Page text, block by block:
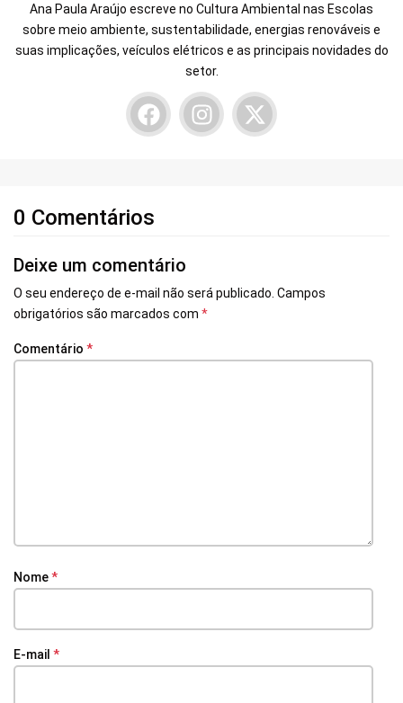
Ana Paula Araújo escreve no Cultura Ambiental nas Escolas
sobre meio ambiente, sustentabilidade, energias renováveis e
suas implicações, veículos elétricos e as principais novidades do
setor.
0 Comentários
Deixe um comentário
O seu endereço de e-mail não será publicado. Campos
obrigatórios são marcados com *
Comentário *
Nome*
E-mail *